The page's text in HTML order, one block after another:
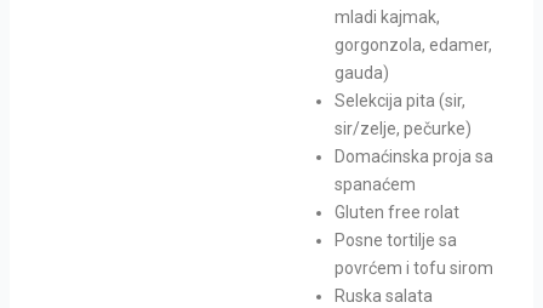
mladi kajmak,
gorgonzola, edamer,
gauda)
Selekcija pita (sir,
sir/zelje, pečurke)
Domaćinska proja sa
spanaćem
Gluten free rolat
Posne tortilje sa
povrćem i tofu sirom
Ruska salata